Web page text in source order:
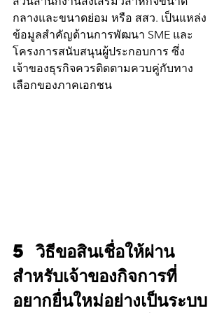
กลางและขนาดย่อม หรือ สสว. เป็นแหล่ง
ข้อมูลสำคัญด้านการพัฒนา SME และ
โครงการสนับสนุนผู้ประกอบการ ซึ่ง
เจ้าของธุรกิจควรติดตามควบคู่กับทาง
เลือกของภาคเอกชน
5 วิธีขอสินเชื่อให้ผ่าน
สำหรับเจ้าของกิจการที่
อยากยื่นใหม่อย่างเป็นระบบ